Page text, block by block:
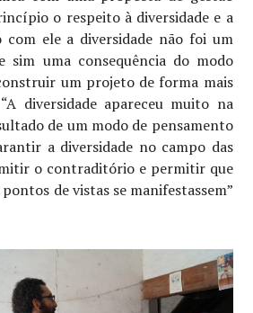
o respeito à diversidade e a
com ele a diversidade não foi um
sim uma consequência do modo
um projeto de forma mais
diversidade apareceu muito na
de um modo de pensamento
a diversidade no campo das
o contraditório e permitir que
de vistas se manifestassem”